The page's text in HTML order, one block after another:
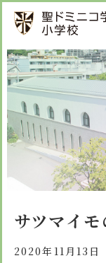
ご挨拶
校長メッセージ
先生からメッセ
教育方針
教育方針 心・
心の育成
礼の育成
知の育成
募集案内
体験入学
学校紹介
学校生活
施設紹介
サツマイ
2020年11月13日